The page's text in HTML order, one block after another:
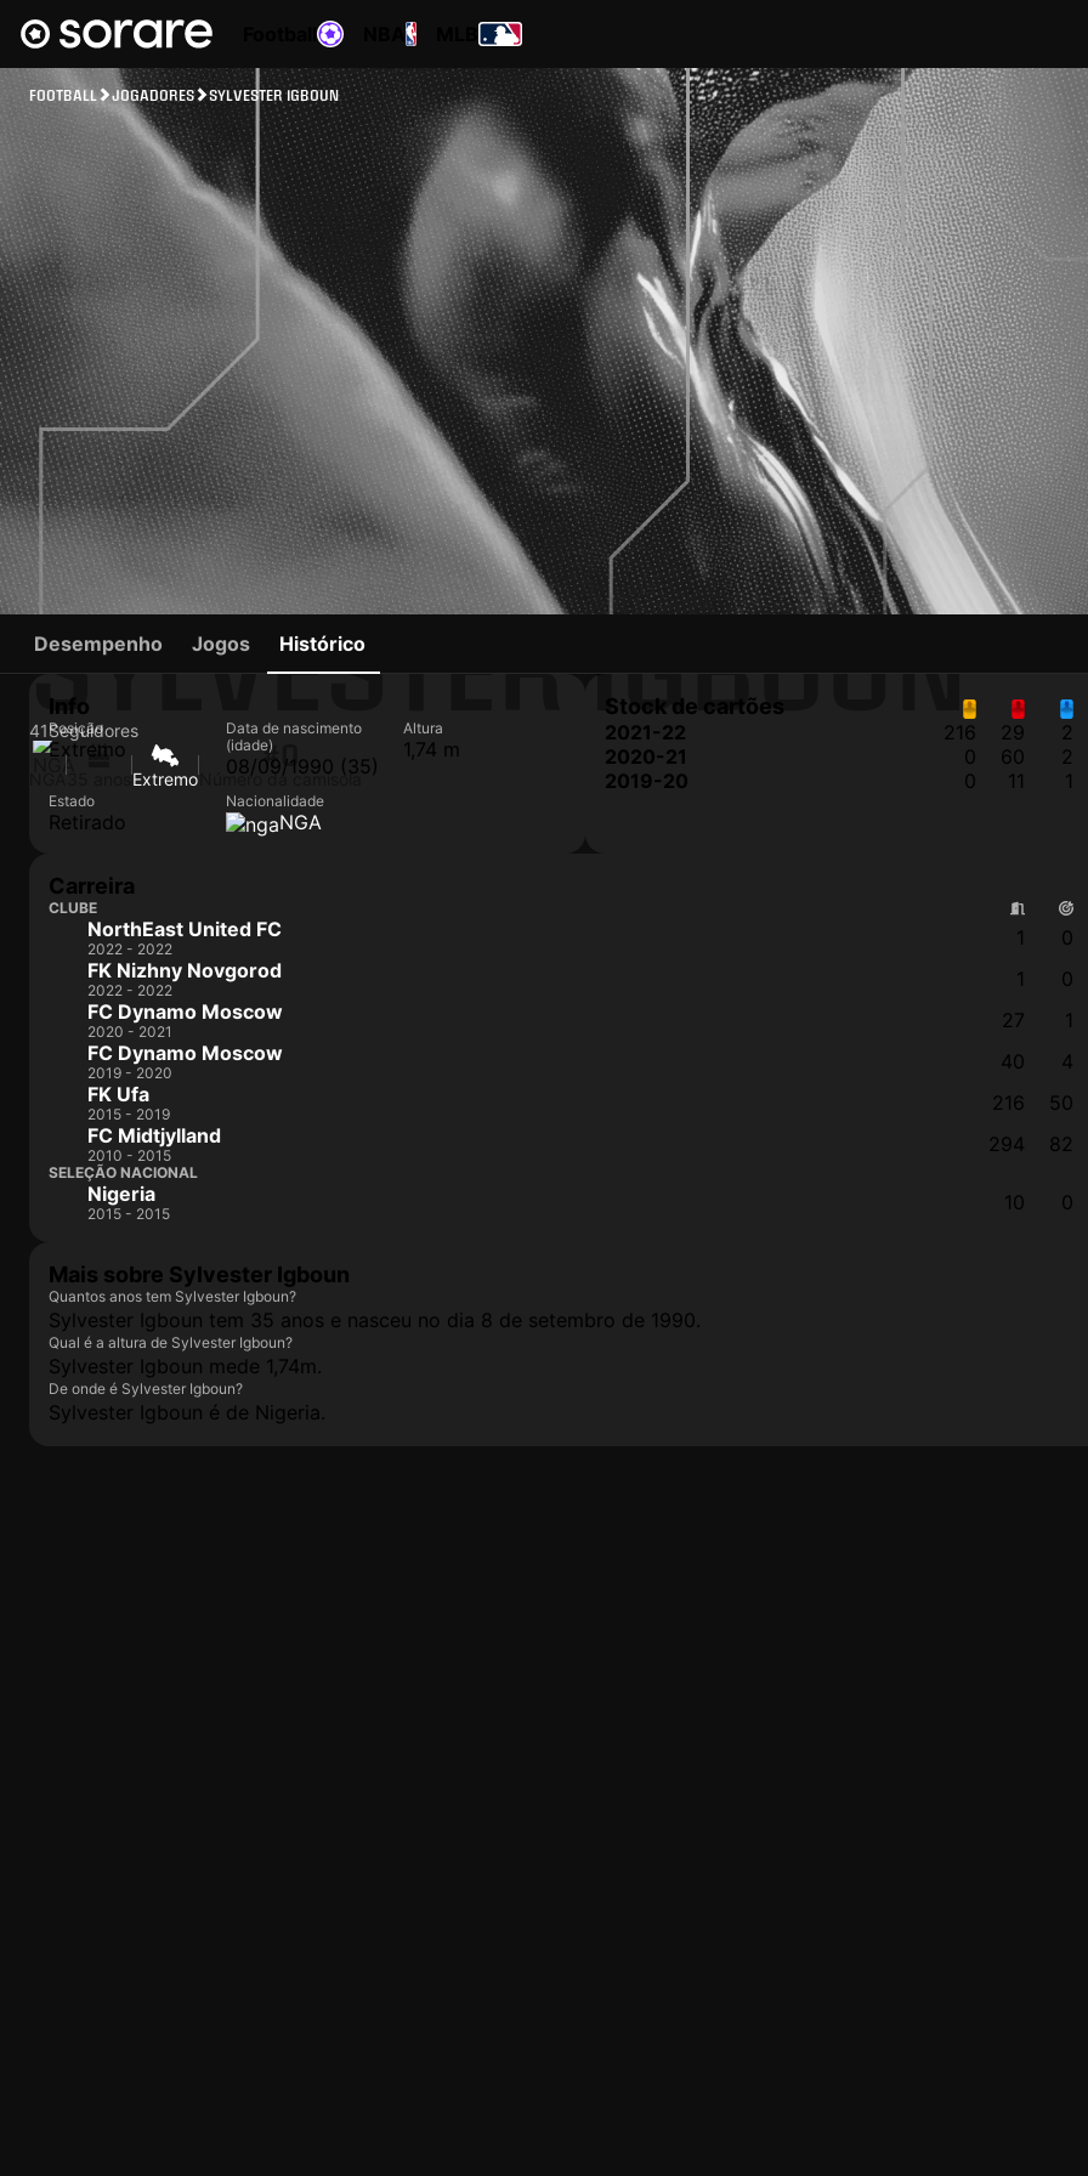
FOOTBALL JOGADORES SYLVESTER IGBOUN
SYLVESTER IGBOUN
41Seguidores
Extremo
#0
Número da camisola
Desempenho Jogos Histórico
Info
Posição
Extremo
Data de nascimento
(idade)
08/09/1990 (35)
Altura
1,74 m
Estado
Retirado
Nacionalidade
NGA
Stock de cartões
2021-22 216 29 2
2020-21
0 60 2
2019-20
0 11 1
Carreira
CLUBE
NorthEast United FC
2022 - 2022 1 0
FK Nizhny Novgorod
2022 - 2022 1 0
FC Dynamo Moscow
2020 - 2021 27 1
FC Dynamo Moscow
2019 - 2020 40 4
FK Ufa
2015 - 2019 216 50
FC Midtjylland
2010 - 2015 294 82
SELEÇÃO NACIONAL
Nigeria
2015 - 2015 10 0
Mais sobre Sylvester Igboun
Quantos anos tem Sylvester Igboun?
Sylvester Igboun tem 35 anos e nasceu no dia 8 de setembro de 1990.
Qual é a altura de Sylvester Igboun?
Sylvester Igboun mede 1,74m.
De onde é Sylvester Igboun?
Sylvester Igboun é de Nigeria.